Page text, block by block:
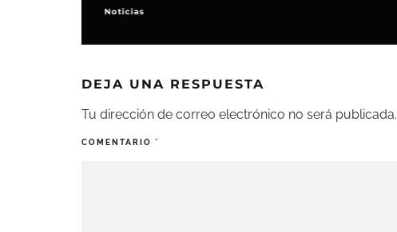
Noticias
DEJA UNA RESPUESTA
Tu dirección de correo electrónico no será publicada.
COMENTARIO *